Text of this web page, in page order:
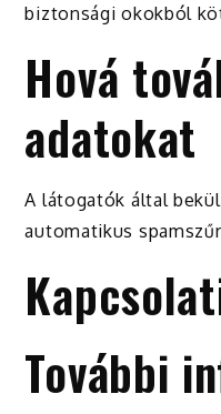
biztonsági okokból
Hová
adatokat
A látogatók által
automatikus
További